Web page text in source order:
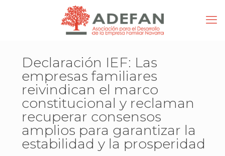
Declaración IEF: Las
empresas familiares
reivindican el marco
constitucional y reclaman
recuperar consensos
amplios para garantizar la
estabilidad y la prosperidad